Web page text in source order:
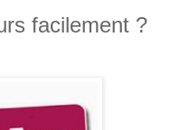
facilement ?